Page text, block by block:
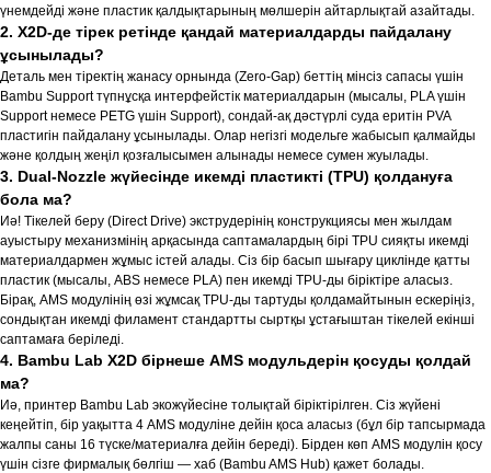
үнемдейді және пластик қалдықтарының мөлшерін айтарлықтай азайтады.
2. X2D-де тірек ретінде қандай материалдарды пайдалану
ұсынылады?
Деталь мен тіректің жанасу орнында (Zero-Gap) беттің мінсіз сапасы үшін
Bambu Support түпнұсқа интерфейстік материалдарын (мысалы, PLA үшін
Support немесе PETG үшін Support), сондай-ақ дәстүрлі суда еритін PVA
пластигін пайдалану ұсынылады. Олар негізгі модельге жабысып қалмайды
және қолдың жеңіл қозғалысымен алынады немесе сумен жуылады.
3. Dual-Nozzle жүйесінде икемді пластикті (TPU) қолдануға
бола ма?
Иә! Тікелей беру (Direct Drive) экструдерінің конструкциясы мен жылдам
ауыстыру механизмінің арқасында саптамалардың бірі TPU сияқты икемді
материалдармен жұмыс істей алады. Сіз бір басып шығару циклінде қатты
пластик (мысалы, ABS немесе PLA) пен икемді TPU-ды біріктіре аласыз.
Бірақ, AMS модулінің өзі жұмсақ TPU-ды тартуды қолдамайтынын ескеріңіз,
сондықтан икемді филамент стандартты сыртқы ұстағыштан тікелей екінші
саптамаға беріледі.
4. Bambu Lab X2D бірнеше AMS модульдерін қосуды қолдай
ма?
Иә, принтер Bambu Lab экожүйесіне толықтай біріктірілген. Сіз жүйені
кеңейтіп, бір уақытта 4 AMS модуліне дейін қоса аласыз (бұл бір тапсырмада
жалпы саны 16 түске/материалға дейін береді). Бірден көп AMS модулін қосу
үшін сізге фирмалық бөлгіш — хаб (Bambu AMS Hub) қажет болады.